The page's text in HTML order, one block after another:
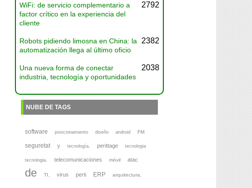
WiFi: de servicio complementario a
factor crítico en la experiencia del
cliente
2792
Robots pidiendo limosna en China: la
automatización llega al último oficio
2382
Una nueva forma de conectar
industria, tecnología y oportunidades
2038
NUBE DE TAGS
software posicionamiento diseño android FM
seguretat y tecnología, perittage tecnologia
tecnologia, telecomunicaciones móvil atac
de TI, virus perti ERP arquitectura,